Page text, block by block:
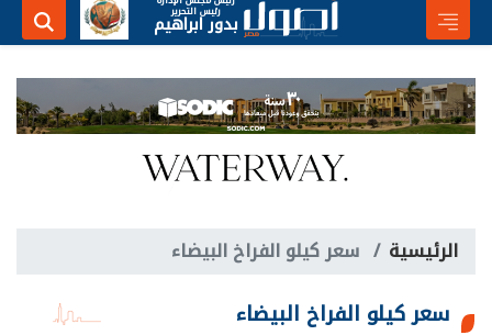
رئيس التحرير
بدور ابراهيم
الرئيسية سعر كيلو الفراخ البيضاء
سعر كيلو الفراخ البيضاء